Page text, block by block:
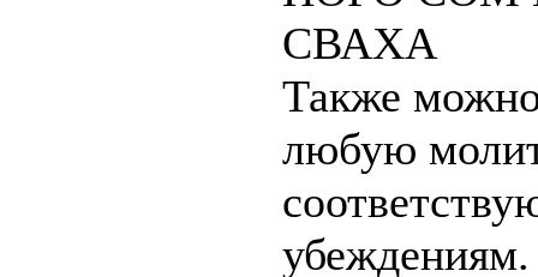
СВАХА
Также можно
любую